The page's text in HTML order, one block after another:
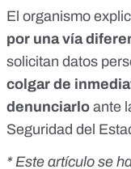
El organismo
por una vía
solicitan datos
colgar de
denunciarlo ante
Seguridad del
* Este artículo se